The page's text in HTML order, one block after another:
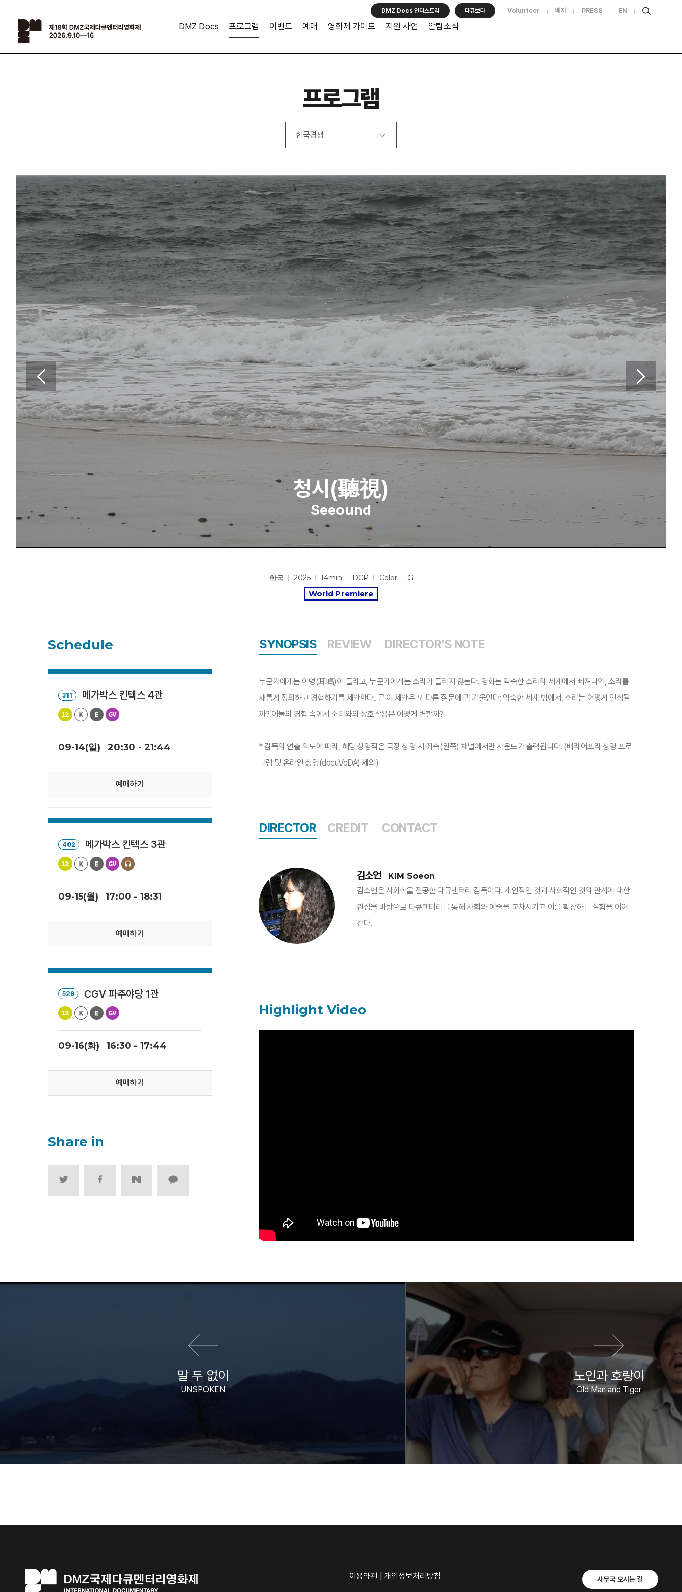
DMZ Docs 프로그램 이벤트 예매 영화제 가이드 지원 사업 알림소식
DMZ Docs 인더스트리 다큐보다 Volunteer 배지 PRESS EN
프로그램
한국경쟁
청시(聽視)
Seeound
한국 2025 14min DCP Color G
World Premiere
SYNOPSIS REVIEW DIRECTOR'S NOTE
누군가에게는 이명(耳鳴)이 들리고, 누군가에게는 소리가 들리지 않는다. 영화는 익숙한 소리의 세계에서 빠져나와, 소리를
새롭게 정의하고 경험하기를 제안한다. 곧 이 제안은 또 다른 질문에 귀 기울인다: 익숙한 세계 밖에서, 소리는 어떻게 인식될
까? 이들의 경험 속에서 소리와의 상호작용은 어떻게 변할까?
* 감독의 연출 의도에 따라, 해당 상영작은 극장 상영 시 좌측(왼쪽) 채널에서만 사운드가 출력됩니다. (배리어프리 상영 프로
그램 및 온라인 상영(docuVoDA) 제외)​​
DIRECTOR CREDIT CONTACT
김소언
KIM Soeon
김소언은 사회학을 전공한 다큐멘터리 감독이다. 개인적인 것과 사회적인 것의 관계에 대한
관심을 바탕으로 다큐멘터리를 통해 사회와 예술을 교차시키고 이를 확장하는 실험을 이어
간다.
Highlight Video
Schedule
311 메가박스 킨텍스 4관
09-14(일) 20:30 - 21:44
예매하기
402 메가박스 킨텍스 3관
09-15(월) 17:00 - 18:31
예매하기
529 CGV 파주야당 1관
09-16(화) 16:30 - 17:44
예매하기
Share in
이전 영화
말 두 없이
UNSPOKEN
노인과 호랑이
Old Man and Tiger
이용약관 개인정보처리방침 사무국 오시는 길